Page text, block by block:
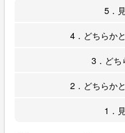
5．
4．どちらか
3．どち
2．どちらか
1．